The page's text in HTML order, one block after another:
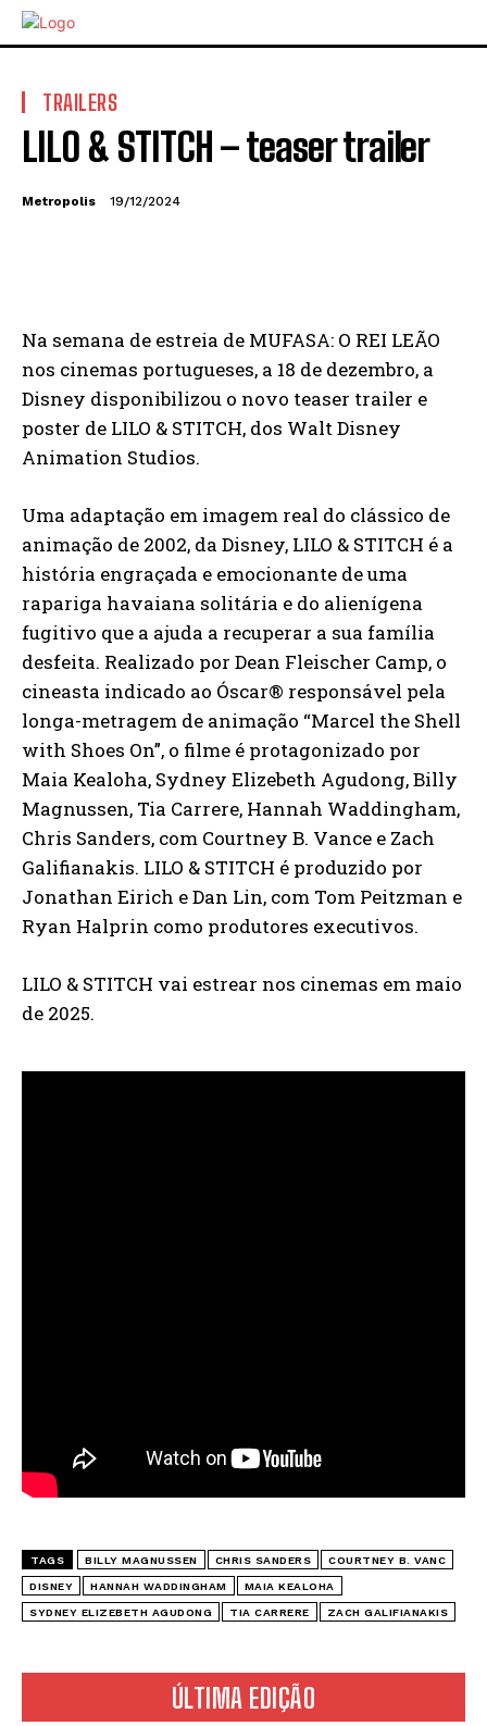
ÚLTIMA EDIÇÃO
TRAILERS
LILO & STITCH – teaser trailer
Metropolis 19/12/2024
Na semana de estreia de MUFASA: O REI LEÃO
nos cinemas portugueses, a 18 de dezembro, a
Disney disponibilizou o novo teaser trailer e
poster de LILO & STITCH, dos Walt Disney
Animation Studios.
Uma adaptação em imagem real do clássico de
animação de 2002, da Disney, LILO & STITCH é a
história engraçada e emocionante de uma
rapariga havaiana solitária e do alienígena
fugitivo que a ajuda a recuperar a sua família
desfeita. Realizado por Dean Fleischer Camp, o
cineasta indicado ao Óscar® responsável pela
longa-metragem de animação “Marcel the Shell
with Shoes On”, o filme é protagonizado por
Maia Kealoha, Sydney Elizebeth Agudong, Billy
Magnussen, Tia Carrere, Hannah Waddingham,
Chris Sanders, com Courtney B. Vance e Zach
Galifianakis. LILO & STITCH é produzido por
Jonathan Eirich e Dan Lin, com Tom Peitzman e
Ryan Halprin como produtores executivos.
LILO & STITCH vai estrear nos cinemas em maio
de 2025.
TAGS BILLY MAGNUSSEN CHRIS SANDERS COURTNEY B. VANC
DISNEY HANNAH WADDINGHAM MAIA KEALOHA
SYDNEY ELIZEBETH AGUDONG TIA CARRERE ZACH GALIFIANAKIS